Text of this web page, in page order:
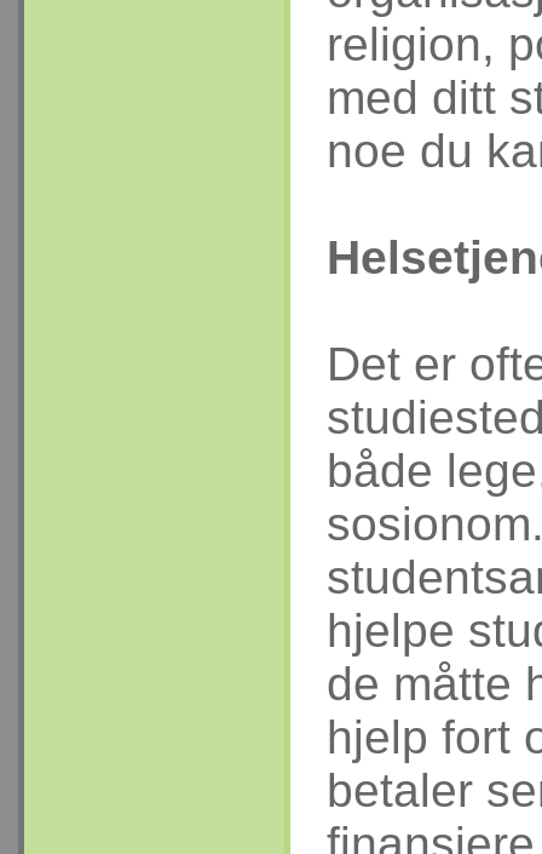
religion,
med ditt
noe du
Det er
både
hjelpe
de måtte
hjelp fort
betaler